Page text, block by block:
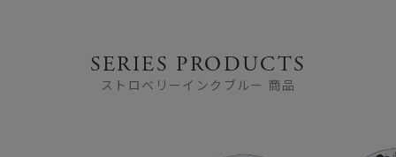
SERIES PRODUCTS
ストロベリーインクブルー 商品